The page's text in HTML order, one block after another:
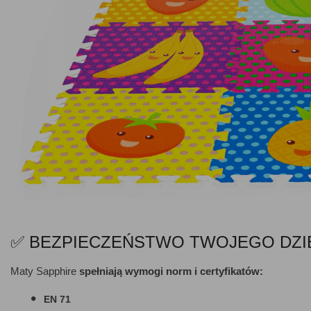
✅ BEZPIECZEŃSTWO TWOJEGO
Maty Sapphire spełniają wymogi norm i certyfikatów:
EN 71